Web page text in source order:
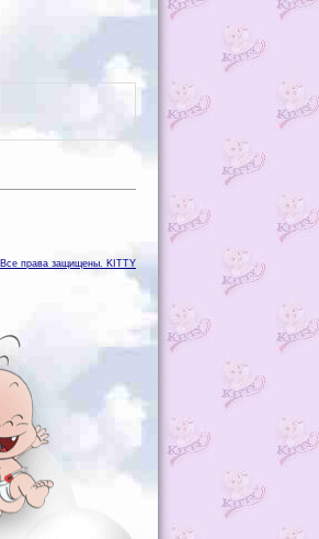
Все права защищены. KITTY